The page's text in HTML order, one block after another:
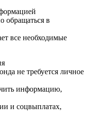
обращаться в
все необходимые
не требуется личное
информацию,
и соцвыплатах,